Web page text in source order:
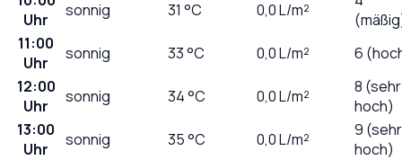
Uhr
sonnig 31 °C 0,0L/m²
11:00
Uhr
sonnig 33°C 0,0L/m²
6
12:00
Uhr
sonnig 34°C 0,0L/m²
8 (sehr
hoch)
13:00
Uhr
sonnig 35°C 0,0L/m²
9 (sehr
hoch)